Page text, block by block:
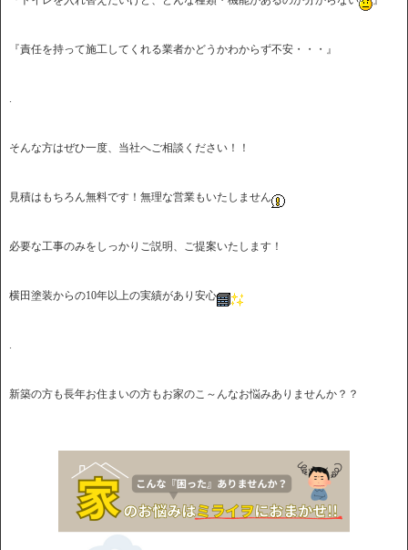
『責任を持って施工してくれる業者かどうかわからず不安・・・』
.
そんな方はぜひ一度、当社へご相談ください！！
見積はもちろん無料です！無理な営業もいたしません
必要な工事のみをしっかりご説明、ご提案いたします！
横田塗装からの10年以上の実績があり安心
.
新築の方も長年お住まいの方もお家のこ～んなお悩みありませんか？？